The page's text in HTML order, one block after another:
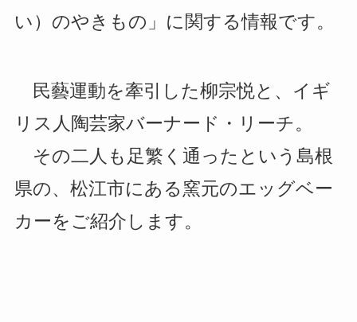
い）のやきもの」に関する情報です。
民藝運動を牽引した柳宗悦と、イギ
リス人陶芸家バーナード・リーチ。
その二人も足繁く通ったという島根
県の、松江市にある窯元のエッグベー
カーをご紹介します。